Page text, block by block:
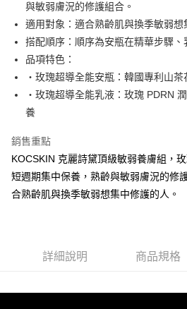
上海商業儲蓄銀行
國泰世華商業銀行
兆
臺灣中小企業銀行
台
匯豐（台灣）商業銀行
聯邦商業銀行
元大商業銀行
永
玉山商業銀行
星
台新國際商業銀行
LINE Pay
Apple Pay
悠遊付
ATM付款
貨到付款
運送方式
全家取貨付款
每筆NT$85，滿NT$699(含以上)免運費
與敏弱膚況的修護組合。
適用對象：適合熟齡肌與換季敏弱想
搭配順序：順序為安瓶在精華步驟、
品項特色：
・玫瑰超導全能安瓶：韓國專利山
・玫瑰超導全能乳液：玫瑰 PDRN
養
銷售重點
KOCSKIN 克麗詩黛頂級敏弱養膚組，
短週期集中保養，熟齡與敏弱膚況的修
合熟齡肌與換季敏弱想集中修護的人。
詳細說明 商品規格